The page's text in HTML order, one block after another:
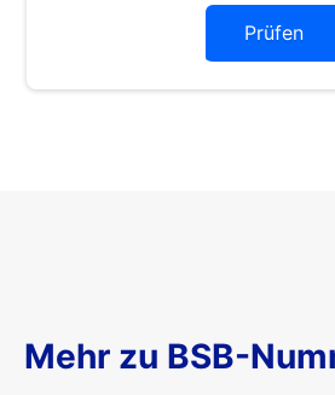
Prüfen
Mehr zu BSB-